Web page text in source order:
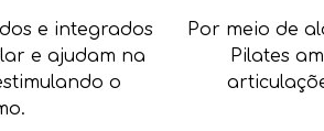
e integrados
e ajudam na
o
Por meio de
Pilates